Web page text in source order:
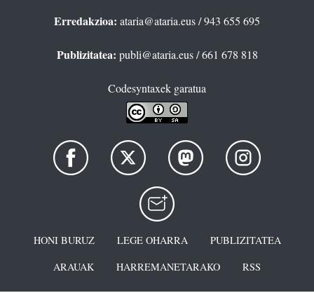
Erredakzioa: ataria@ataria.eus/ 943 655 695
Publizitatea: publi@ataria.eus/ 661 678 818
Codesyntaxek garatua
HONI BURUZ LEGE OHARRA
PUBLIZITATEA
ARAUAK
HARREMANETARAKO RSS